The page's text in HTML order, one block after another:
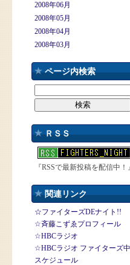
2008年06月
2008年05月
2008年04月
2008年03月
ページ内検索
ＲＳＳ
『RSSで最新投稿を配信中！』
関連リンク
☆ファイターズDEナイト!!
☆斉藤こずゑプロフィール
☆HBCラジオ
☆HBCラジオ ファイターズ
スケジュール